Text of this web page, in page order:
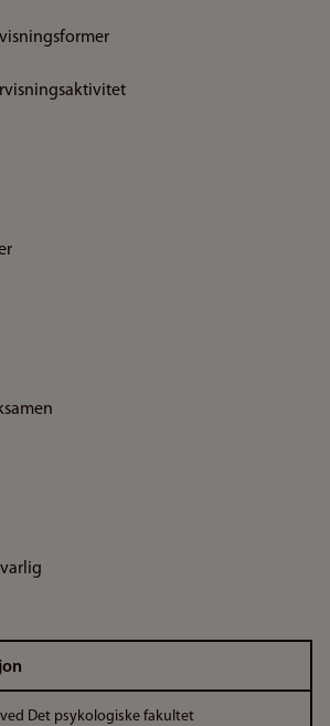
Det psykologiske fakultet